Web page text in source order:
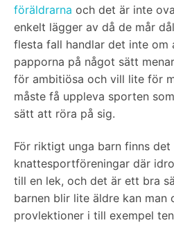
föräldrarna och det är inte
enkelt lägger av då de mår
flesta fall handlar det inte om
papporna på något sätt
för ambitiösa och vill lite för
måste få uppleva sporten
sätt att röra på sig.
För riktigt unga barn finns
knattesportföreningar där
till en lek, och det är ett bra
barnen blir lite äldre kan man
provlektioner i till exempel